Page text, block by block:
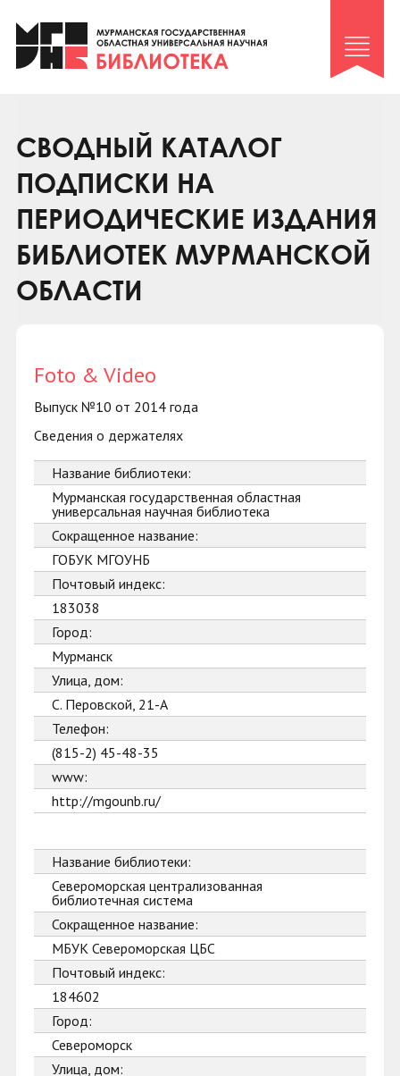
Клуб «Гиря и сельдерей»
Клуб «Семейный архив»
Коллегам
Контакты
СВОДНЫЙ КАТАЛОГ
ПОДПИСКИ НА
ПЕРИОДИЧЕСКИЕ ИЗДАНИЯ
БИБЛИОТЕК МУРМАНСКОЙ
ОБЛАСТИ
Foto & Video
Выпуск №10 от 2014 года
Сведения о держателях
Название библиотеки:
Мурманская государственная областная
универсальная научная библиотека
Сокращенное название:
ГОБУК МГОУНБ
Почтовый индекс:
183038
Город:
Мурманск
Улица, дом:
С. Перовской, 21-А
Телефон:
(815-2) 45-48-35
www:
http://mgounb.ru/
Название библиотеки:
Североморская централизованная
библиотечная система
Сокращенное название:
МБУК Североморская ЦБС
Почтовый индекс:
184602
Город:
Североморск
Улица, дом: